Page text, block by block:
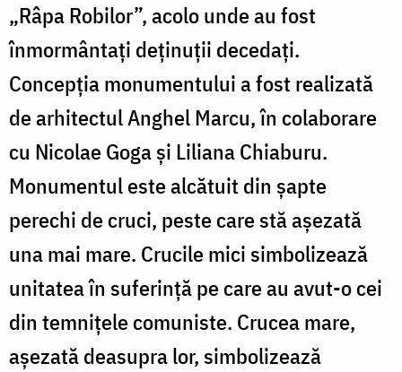
„Râpa Robilor”, acolo unde au fost
înmormântați deținuții decedați.
Concepția monumentului a fost realizată
de arhitectul Anghel Marcu, în colaborare
cu Nicolae Goga și Liliana Chiaburu.
Monumentul este alcătuit din șapte
perechi de cruci, peste care stă așezată
una mai mare. Crucile mici simbolizează
unitatea în suferință pe care au avut-o cei
din temnițele comuniste. Crucea mare,
așezată deasupra lor, simbolizează